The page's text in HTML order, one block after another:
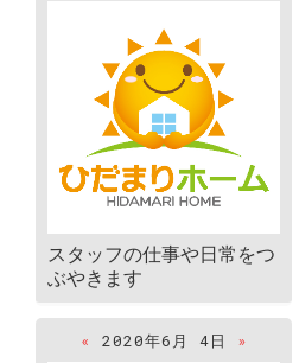
スタッフの仕事や日常をつ
ぶやきます
« 2020年6月 4日
»